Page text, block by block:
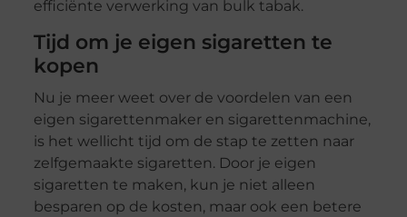
efficiënte verwerking van bulk tabak.
Tijd om je eigen sigaretten te
kopen
Nu je meer weet over de voordelen van een
eigen sigarettenmaker en sigarettenmachine,
is het wellicht tijd om de stap te zetten naar
zelfgemaakte sigaretten. Door je eigen
sigaretten te maken, kun je niet alleen
besparen op de kosten, maar ook een betere